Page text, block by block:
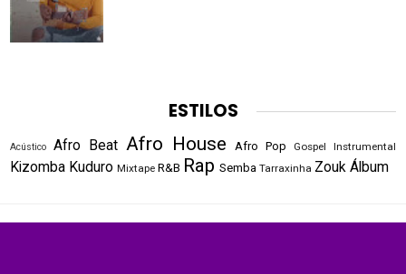
ESTILOS
Acústico Afro Beat Afro House Afro Pop Gospel Instrumental
Kizomba Kuduro Mixtape R&B Rap Semba Tarraxinha Zouk Álbum